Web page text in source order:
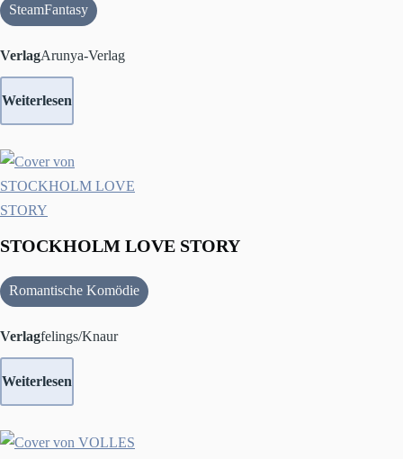
SteamFantasy
VerlagArunya-Verlag
Weiterlesen
STOCKHOLM LOVE STORY
Romantische Komödie
Verlagfelings/Knaur
Weiterlesen